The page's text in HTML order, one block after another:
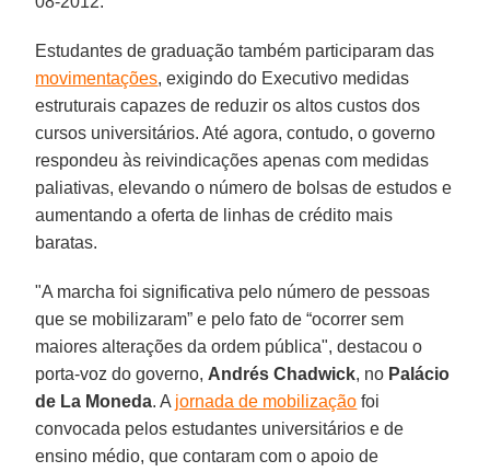
Estudantes de graduação também participaram das
movimentações, exigindo do Executivo medidas
estruturais capazes de reduzir os altos custos dos
cursos universitários. Até agora, contudo, o governo
respondeu às reivindicações apenas com medidas
paliativas, elevando o número de bolsas de estudos e
aumentando a oferta de linhas de crédito mais
baratas.
"A marcha foi significativa pelo número de pessoas
que se mobilizaram” e pelo fato de “ocorrer sem
maiores alterações da ordem pública", destacou o
porta-voz do governo, Andrés Chadwick, no Palácio
de La Moneda. A jornada de mobilização foi
convocada pelos estudantes universitários e de
ensino médio, que contaram com o apoio de